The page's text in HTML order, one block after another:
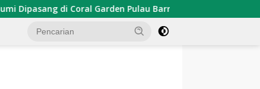
di Coral Garden Pulau Barrang Caddi